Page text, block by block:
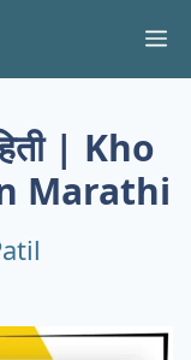
| Kho
Marathi